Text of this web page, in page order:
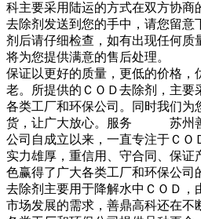
科主要采用陆运的方式在双方协商
去除剂发送到您的手中，请您留意
剂后请仔细检查，如有出现任何质
将为您提供满意的售后处理。
保证以更好的质量，更低的价格，
老。所提供的ＣＯＤ去除剂，主要
各类工厂和环保公司。同时我们为
货，让广大放心。服务 苏州善
公司自成立以来，一直专注于ＣＯ
实力雄厚，重信用、守合同、保证
色赢得了广大各类工厂和环保公司
去除剂主要用于降解水中ＣＯＤ，
市场发展的需求，善鼎高科还在不